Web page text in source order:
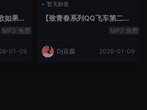
如果最
烧弹免费
01-09
暂无标签
【致青春系列QQ飞车第二季
免费
Dj豆腐 2026-01-09